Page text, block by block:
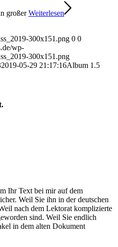
großerWeiterlesen
300x151.png 0 0
wp-
300x151.png
2019-05-29 21:17:16Album 1.5
Ihr Text bei mir auf dem
Weil Sie ihn in der deutschen
nach dem Lektorat komplizierte
sind. Weil Sie endlich
in dem alten Dokument